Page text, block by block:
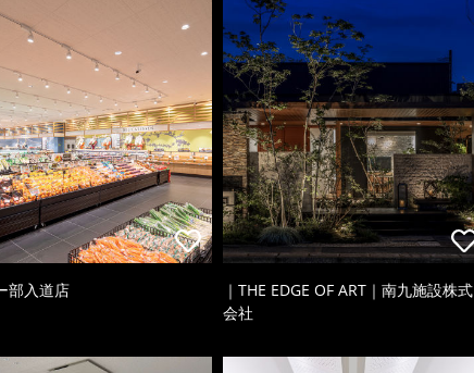
部入道店
｜THE EDGE OF ART｜南九施設株式
会社